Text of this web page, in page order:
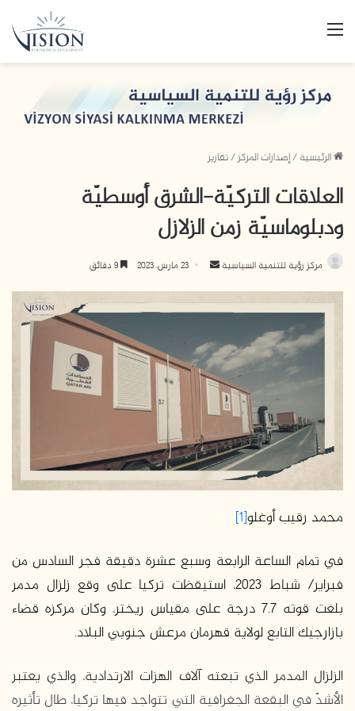
القائمة
الرئيسية/إصدارات المركز/تقارير
العلاقات التركيّة-الشرق أوسطيّة
ودبلوماسيّة زمن الزلازل
مركز رؤية للتنمية السياسية
أرسل
إلكترونيا
23 مارس، 2023
محمد رقيب أوغلو[1]
في تمام الساعة الرابعة وسبع عشرة دقيقة فجر السادس من
فبراير/ شباط 2023، استيقظت تركيا على وقع زلزال مدمر
بلغت قوته 7.7 درجة على مقياس ريختر، وكان مركزه قضاء
بازارجيك التابع لولاية قهرمان مرعش جنوبي البلاد.
الزلزال المدمر الذي تبعته آلاف الهزات الارتدادية، والذي يعتبر
الأشدّ في البقعة الجغرافية التي تتواجد فيها تركيا، طال تأثيره